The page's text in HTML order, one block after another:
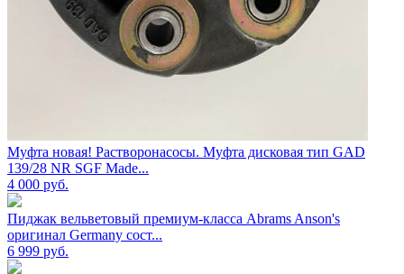
Муфта новая! Растворонасосы. Муфта дисковая тип GAD
139/28 NR SGF Made...
4 000 руб.
Пиджак вельветовый премиум-класса Abrams Anson's
оригинал Germany сост...
6 999 руб.